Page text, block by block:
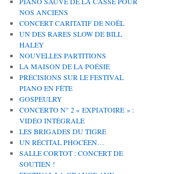
NOS ANCIENS
CONCERT CARITATIF DE NOËL
UN DES RARES SLOW DE BILL
HALEY
NOUVELLES PARTITIONS
LA MAISON DE LA POÉSIE
PRÉCISIONS SUR LE FESTIVAL
PIANO EN FÊTE
GOSPEULRY
CONCERTO N° 2 « EXPIATOIRE » :
VIDÉO INTÉGRALE
LES BRIGADES DU TIGRE
UN RÉCITAL PHOCÉEN…
SALLE CORTOT : CONCERT DE
SOUTIEN !